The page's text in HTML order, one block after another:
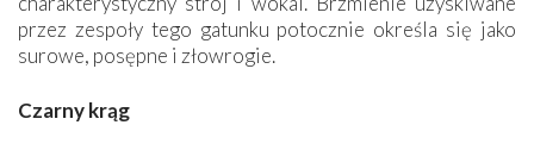
przez zespoły tego gatunku potocznie określa się jako
surowe, posępne i złowrogie.
Czarny krąg